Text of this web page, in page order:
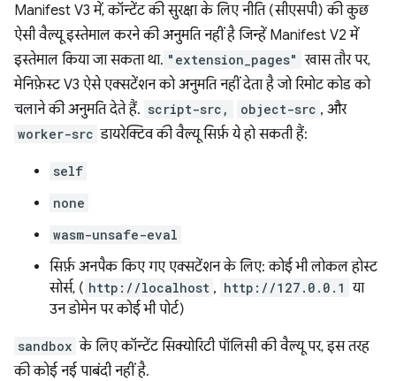
Manifest V3 में, कॉन्टेंट की सुरक्षा के लिए नीति (सीएसपी) की कुछ
ऐसी वैल्यू इस्तेमाल करने की अनुमति नहीं है जिन्हें Manifest V2 में
इस्तेमाल किया जा सकता था. "extension_pages" खास तौर पर,
मेनिफ़ेस्ट V3 ऐसे एक्सटेंशन को अनुमति नहीं देता है जो रिमोट कोड को
चलाने की अनुमति देते हैं. script-src, object-src , और
worker-src डायरेक्टिव की वैल्यू सिर्फ़ ये हो सकती हैं:
self
none
wasm-unsafe-eval
सिर्फ़ अनपैक किए गए एक्सटेंशन के लिए: कोई भी लोकल होस्ट
सोर्स, ( http://localhost , http://127.0.0.1 या
उन डोमेन पर कोई भी पोर्ट)
sandbox के लिए कॉन्टेंट सिक्योरिटी पॉलिसी की वैल्यू पर, इस तरह
की कोई नई पाबंदी नहीं है.